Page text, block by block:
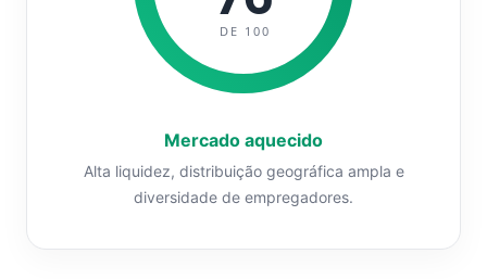
DE 100
Mercado aquecido
Alta liquidez, distribuição geográfica ampla e
diversidade de empregadores.